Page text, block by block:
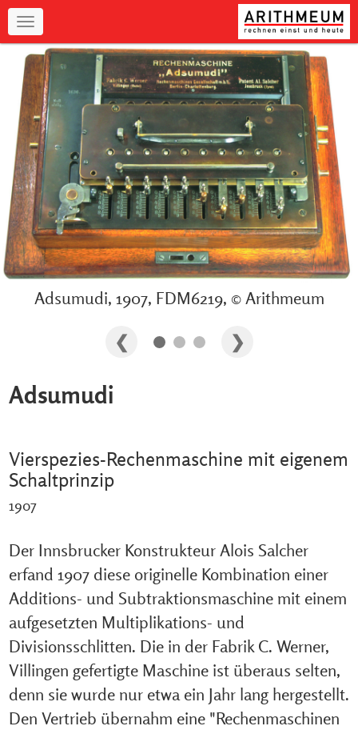
Navigation
Adsumudi, 1907, FDM6219, © Arithmeum
Adsumudi
Vierspezies-Rechenmaschine mit eigenem
Schaltprinzip
1907
Der Innsbrucker Konstrukteur Alois Salcher
erfand 1907 diese originelle Kombination einer
Additions- und Subtraktionsmaschine mit einem
aufgesetzten Multiplikations- und
Divisionsschlitten. Die in der Fabrik C. Werner,
Villingen gefertigte Maschine ist überaus selten,
denn sie wurde nur etwa ein Jahr lang hergestellt.
Den Vertrieb übernahm eine "Rechenmaschinen